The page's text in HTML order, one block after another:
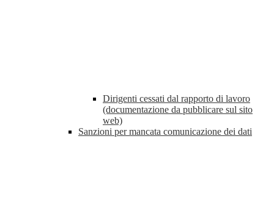
Dirigenti cessati dal rapporto di lavoro
(documentazione da pubblicare sul sito
web)
Sanzioni per mancata comunicazione dei dati